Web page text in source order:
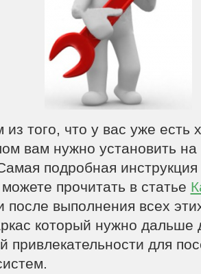
того, что у вас уже есть
вам нужно установить на
подробная инструкция
прочитать в статье
после выполнения всех
который нужно дальше
привлекательности для